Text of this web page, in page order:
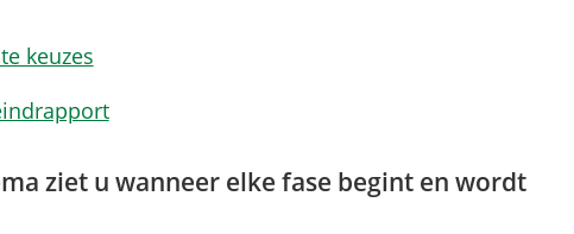
keuzes
ziet u wanneer elke fase begint en wordt